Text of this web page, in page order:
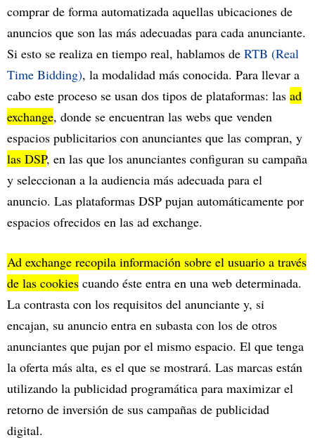
comprar de forma automatizada aquellas ubicaciones de
anuncios que son las más adecuadas para cada anunciante.
Si esto se realiza en tiempo real, hablamos de RTB (Real
Time Bidding), la modalidad más conocida. Para llevar a
cabo este proceso se usan dos tipos de plataformas: las ad
exchange, donde se encuentran las webs que venden
espacios publicitarios con anunciantes que las compran, y
las DSP, en las que los anunciantes configuran su campaña
y seleccionan a la audiencia más adecuada para el
anuncio. Las plataformas DSP pujan automáticamente por
espacios ofrecidos en las ad exchange.
Ad exchange recopila información sobre el usuario a través
de las cookies cuando éste entra en una web determinada.
La contrasta con los requisitos del anunciante y, si
encajan, su anuncio entra en subasta con los de otros
anunciantes que pujan por el mismo espacio. El que tenga
la oferta más alta, es el que se mostrará. Las marcas están
utilizando la publicidad programática para maximizar el
retorno de inversión de sus campañas de publicidad
digital.